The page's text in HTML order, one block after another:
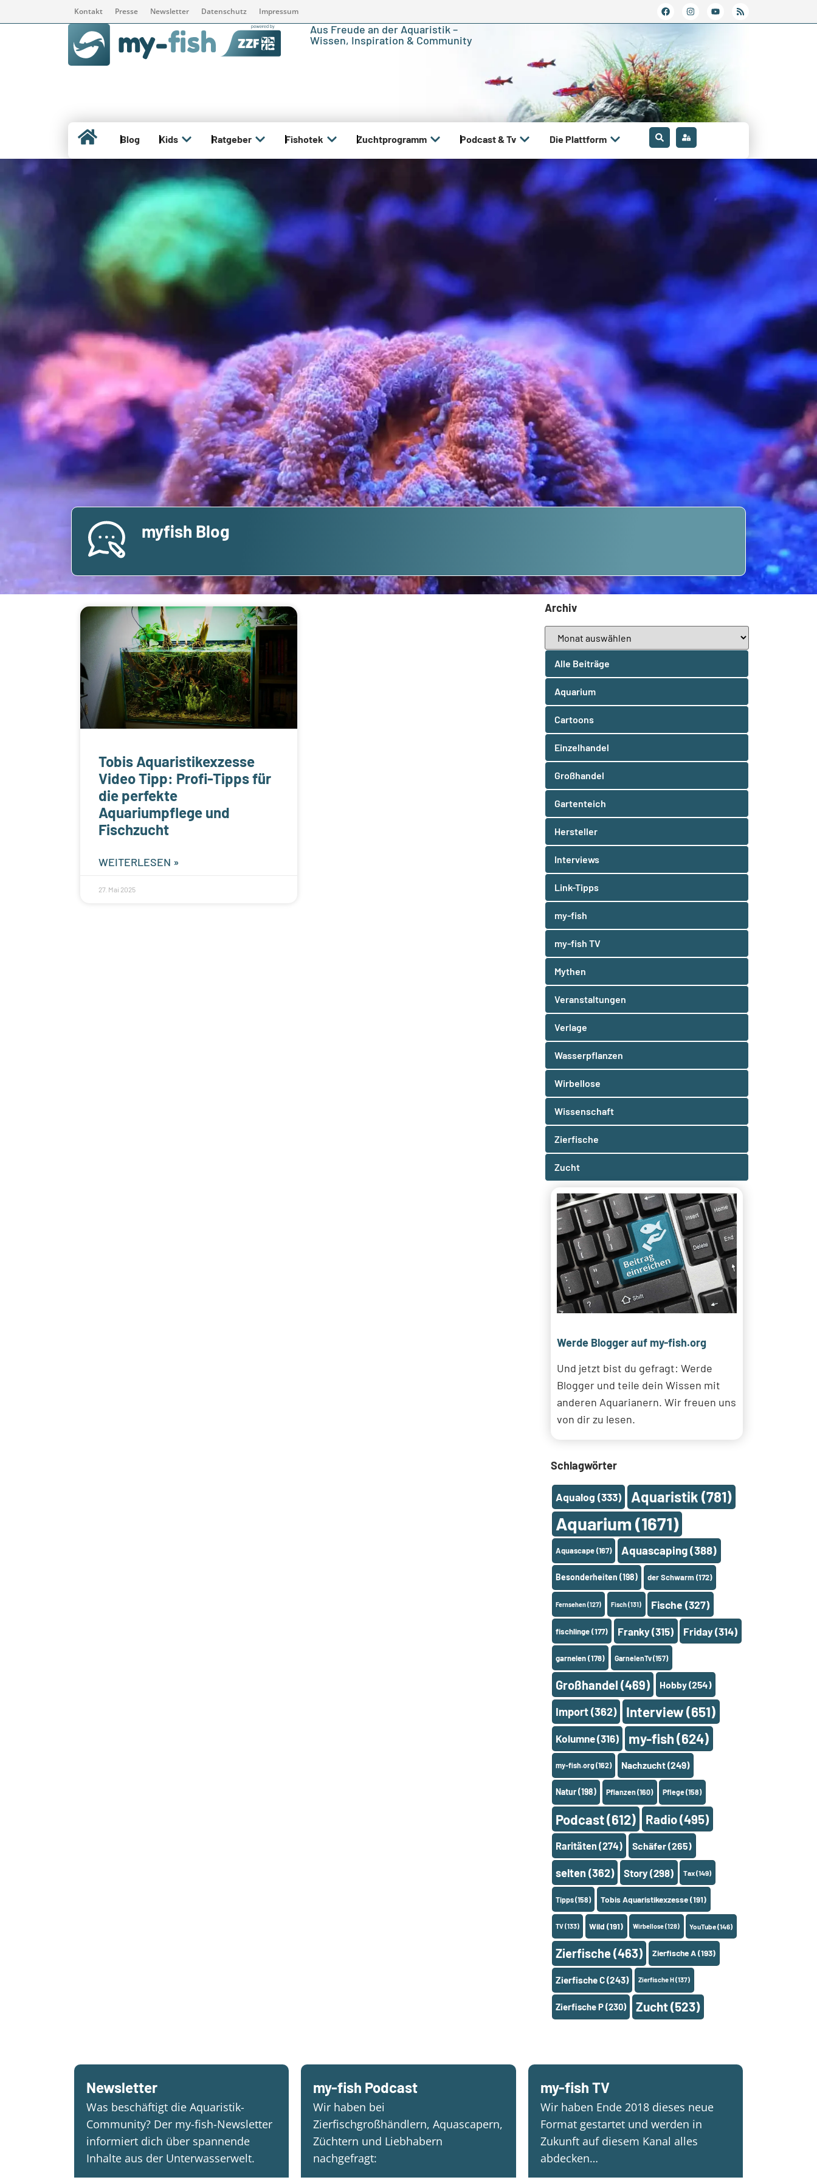
Kontakt Presse Newsletter Datenschutz Impressum
Aus Freude an der Aquaristik –
Wissen, Inspiration & Community
Blog Kids Ratgeber Fishotek Zuchtprogramm Podcast & Tv Die Plattform
myfish Blog
Tobis Aquaristikexzesse
Video Tipp: Profi-Tipps für
die perfekte
Aquariumpflege und
Fischzucht
WEITERLESEN »
27. Mai 2025
Archiv
Alle Beiträge
Aquarium
Cartoons
Einzelhandel
Großhandel
Gartenteich
Hersteller
Interviews
Link-Tipps
my-fish
my-fish TV
Mythen
Veranstaltungen
Verlage
Wasserpflanzen
Wirbellose
Wissenschaft
Zierfische
Zucht
Werde Blogger auf my-fish.org
Und jetzt bist du gefragt: Werde
Blogger und teile dein Wissen mit
anderen Aquarianern. Wir freuen uns
von dir zu lesen.
Schlagwörter
Aqualog (333) Aquaristik (781)
Aquarium (1671)
Aquascape(167) Aquascaping(388)
Besonderheiten (198) der Schwarm(172)
Fernsehen(127) Fisch(131) Fische (327)
fischlinge(177) Franky(315) Friday(314)
garnelen(178) GarnelenTv(157)
Großhandel (469) Hobby(254)
Import(362) Interview(651)
Kolumne(316) my-fish(624)
my-fish.org(162) Nachzucht(249)
Natur(198) Pflanzen(160) Pflege(158)
Podcast(612) Radio(495)
Raritäten (274) Schäfer(265)
selten (362) Story (298) Tax(149)
Tipps(158) Tobis Aquaristikexzesse(191)
TV(133) Wild (191) Wirbellose(128) YouTube(146)
Zierfische(463) Zierfische A(193)
Zierfische C(243) Zierfische H(137)
Zierfische P(230) Zucht(523)
Newsletter
Was beschäftigt die Aquaristik-
Community? Der my-fish-Newsletter
informiert dich über spannende
Inhalte aus der Unterwasserwelt.
my-fish Podcast
Wir haben bei
Zierfischgroßhändlern, Aquascapern,
Züchtern und Liebhabern
nachgefragt:
my-fish TV
Wir haben Ende 2018 dieses neue
Format gestartet und werden in
Zukunft auf diesem Kanal alles
abdecken…